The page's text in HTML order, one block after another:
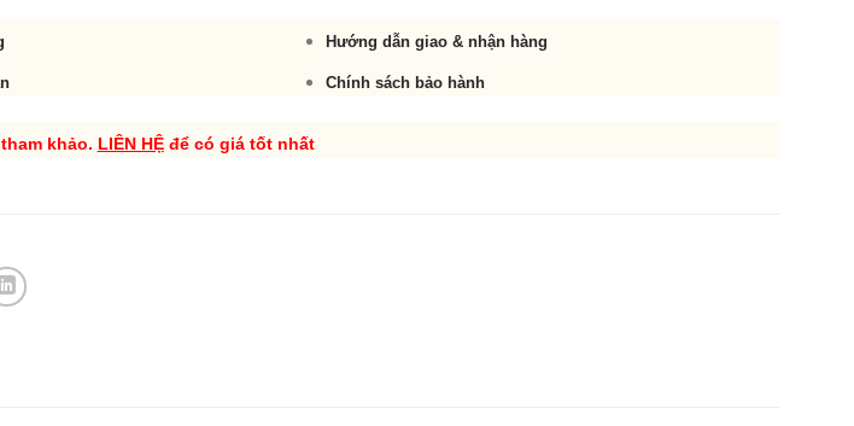
Hướng dẫn giao & nhận hàng
Chính sách bảo hành
khảo. LIÊN HỆđể có giá tốt nhất